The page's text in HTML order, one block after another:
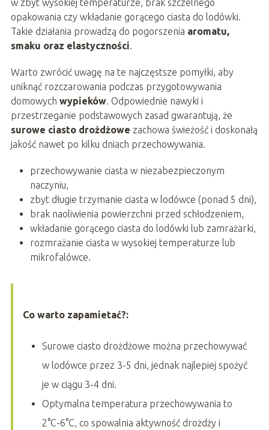
w zbyt wysokiej temperaturze, brak szczelnego
opakowania czy wkładanie gorącego ciasta do lodówki.
Takie działania prowadzą do pogorszenia aromatu,
smaku oraz elastyczności.
Warto zwrócić uwagę na te najczęstsze pomyłki, aby
uniknąć rozczarowania podczas przygotowywania
domowych wypieków. Odpowiednie nawyki i
przestrzeganie podstawowych zasad gwarantują, że
surowe ciasto drożdżowe zachowa świeżość i doskonałą
jakość nawet po kilku dniach przechowywania.
przechowywanie ciasta w niezabezpieczonym
naczyniu,
zbyt długie trzymanie ciasta w lodówce (ponad 5 dni),
brak naoliwienia powierzchni przed schłodzeniem,
wkładanie gorącego ciasta do lodówki lub zamrażarki,
rozmrażanie ciasta w wysokiej temperaturze lub
mikrofalówce.
Co warto zapamietać?:
Surowe ciasto drożdżowe można przechowywać
w lodówce przez 3-5 dni, jednak najlepiej spożyć
je w ciągu 3-4 dni.
Optymalna temperatura przechowywania to
2°C-6°C, co spowalnia aktywność drożdży i